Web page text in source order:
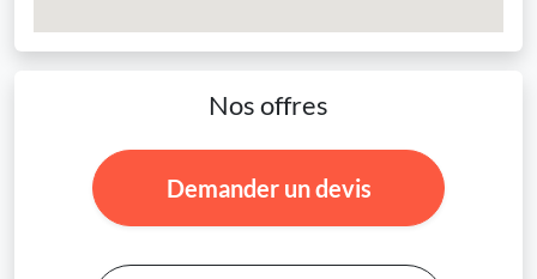
Nos offres
Demander un devis